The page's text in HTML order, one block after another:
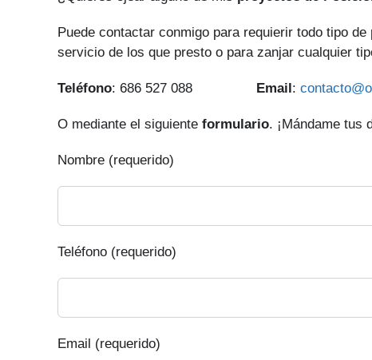
Puede contactar conmigo para requierir todo tipo de
servicio de los que presto o para zanjar cualquier
Teléfono: 686 527 088 Email:
O mediante el siguiente formulario. ¡Mándame tus
Nombre (requerido)
Teléfono (requerido)
Email (requerido)